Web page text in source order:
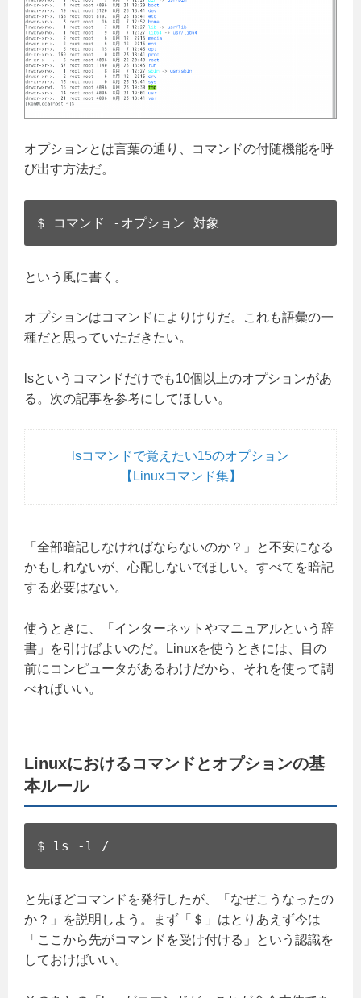
オプションとは言葉の通り、コマンドの付随機能を呼
び出す方法だ。
$ コマンド -オプション 対象
という風に書く。
オプションはコマンドによりけりだ。これも語彙の一
種だと思っていただきたい。
lsというコマンドだけでも10個以上のオプションがあ
る。次の記事を参考にしてほしい。
lsコマンドで覚えたい15のオプション
【Linuxコマンド集】
「全部暗記しなければならないのか？」と不安になる
かもしれないが、心配しないでほしい。すべてを暗記
する必要はない。
使うときに、「インターネットやマニュアルという辞
書」を引けばよいのだ。Linuxを使うときには、目の
前にコンピュータがあるわけだから、それを使って調
べればいい。
Linuxにおけるコマンドとオプションの基
本ルール
$ ls -l /
と先ほどコマンドを発行したが、「なぜこうなったの
か？」を説明しよう。まず「＄」はとりあえず今は
「ここから先がコマンドを受け付ける」という認識を
しておけばいい。